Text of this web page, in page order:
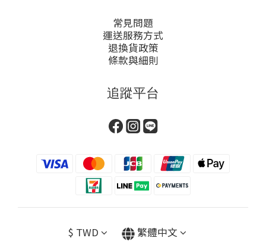
常見問題
運送服務方式
退換貨政策
條款與細則
追蹤平台
$ TWD 繁體中文